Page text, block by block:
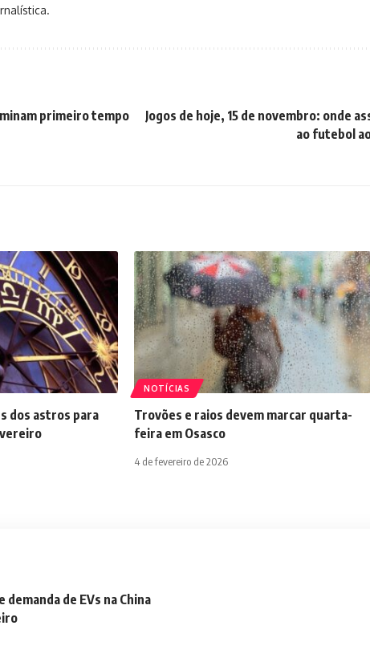
primeiro tempo
Jogos de hoje, 15 de novembro: onde
ao futebol
dos astros para
NOTÍCIAS
Trovões e raios devem marcar quarta-
feira em Osasco
4 de fevereiro de 2026
de EVs na China